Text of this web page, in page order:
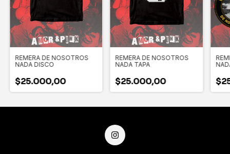
REMERA DE NOSOTROS
NADA DISCO
$25.000,00
REMERA DE NOSOTROS
NADA TAPA
$25.000,00